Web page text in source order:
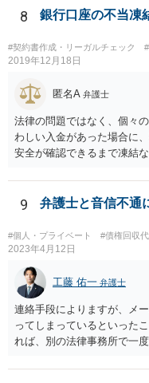
8 銀行口座の不当凍
#契約書作成・リーガルチェック
2019年12月18日
匿名A 弁護士
法律の問題ではなく、個々
わしい入金があった場合に
安全が確認できるまで凍結
口座を開設している以上、
てみるとよいでしょう。
9 弁護士と音信不通
#個人・プライベート #債権回収
2023年4月12日
工藤 佑一 弁護士
連絡手段によりますが、メ
ってしまっているといった
れば、別の法律事務所で一